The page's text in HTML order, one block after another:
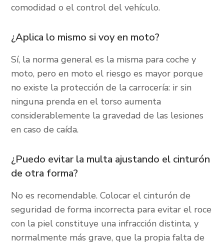
comodidad o el control del vehículo.
¿Aplica lo mismo si voy en moto?
Sí, la norma general es la misma para coche y
moto, pero en moto el riesgo es mayor porque
no existe la protección de la carrocería: ir sin
ninguna prenda en el torso aumenta
considerablemente la gravedad de las lesiones
en caso de caída.
¿Puedo evitar la multa ajustando el cinturón
de otra forma?
No es recomendable. Colocar el cinturón de
seguridad de forma incorrecta para evitar el roce
con la piel constituye una infracción distinta, y
normalmente más grave, que la propia falta de